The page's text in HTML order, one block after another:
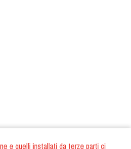
e quelli installati da terze parti ci